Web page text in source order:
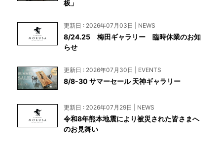
板」
更新日 : 2026年07月03日 | NEWS
8/24.25 梅田ギャラリー 臨時休業のお知
らせ
更新日 : 2026年07月30日 | EVENTS
8/8-30 サマーセール 天神ギャラリー
更新日 : 2026年07月29日 | NEWS
令和8年熊本地震により被災された皆さまへ
のお見舞い